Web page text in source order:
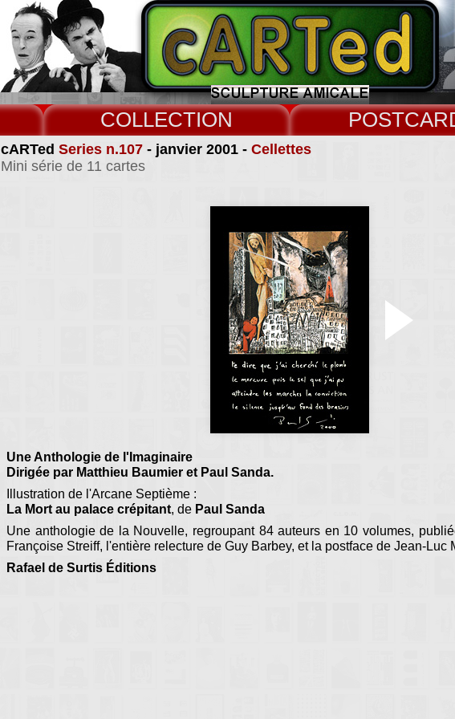
COLLECT
cARTed Series n.107- janvier 2001 - Cellettes
Mini série de 11 cartes
Une Anthologie de l'Imaginaire
Dirigée par Matthieu Baumier et Paul Sanda.
Illustration de l'Arcane Septième :
La Mort au palace crépitant, de Paul Sanda
Une anthologie de la Nouvelle, regroupant 84 auteurs en 10 volumes,
Françoise Streiff, l'entière relecture de Guy Barbey, et la postface de Jean-Luc
Rafael de Surtis Éditions